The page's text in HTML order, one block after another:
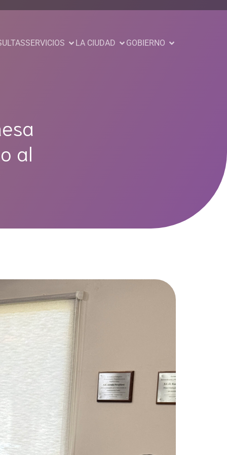
SERVICIOS LA CIUDAD GOBIERNO
al